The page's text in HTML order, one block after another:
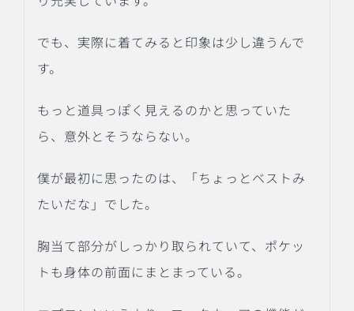
でも、実際に着てみると印象は少し違うんで
す。
もっと道具っぽく見えるのかと思っていた
ら、意外とそうならない。
僕が最初に思ったのは、「ちょっとベストみ
たいだな」でした。
胸当て部分がしっかり取られていて、ポケッ
トも身体の前面にまとまっている。